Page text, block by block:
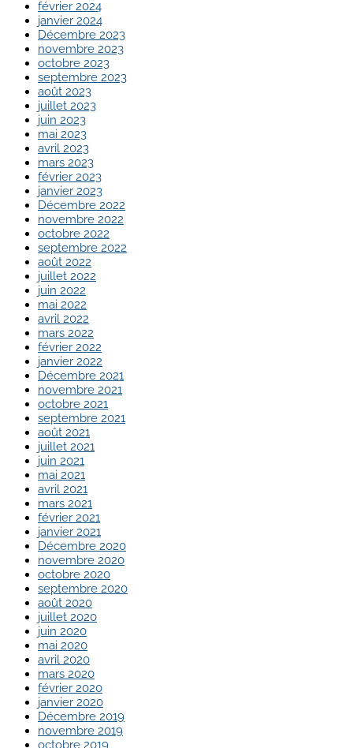
février 2024
janvier 2024
Décembre 2023
novembre 2023
octobre 2023
septembre 2023
août 2023
juillet 2023
juin 2023
mai 2023
avril 2023
mars 2023
février 2023
janvier 2023
Décembre 2022
novembre 2022
octobre 2022
septembre 2022
août 2022
juillet 2022
juin 2022
mai 2022
avril 2022
mars 2022
février 2022
janvier 2022
Décembre 2021
novembre 2021
octobre 2021
septembre 2021
août 2021
juillet 2021
juin 2021
mai 2021
avril 2021
mars 2021
février 2021
janvier 2021
Décembre 2020
novembre 2020
octobre 2020
septembre 2020
août 2020
juillet 2020
juin 2020
mai 2020
avril 2020
mars 2020
février 2020
janvier 2020
Décembre 2019
novembre 2019
octobre 2019